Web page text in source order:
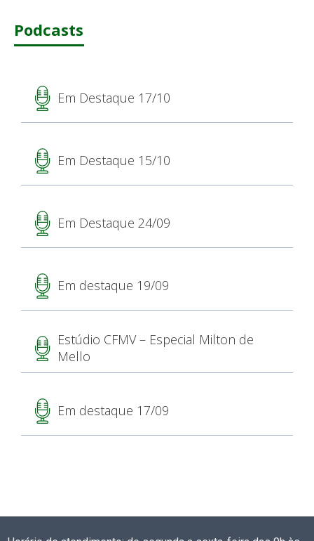
Podcasts
Em Destaque 17/10
Em Destaque 15/10
Em Destaque 24/09
Em destaque 19/09
Estúdio CFMV – Especial Milton de
Mello
Em destaque 17/09